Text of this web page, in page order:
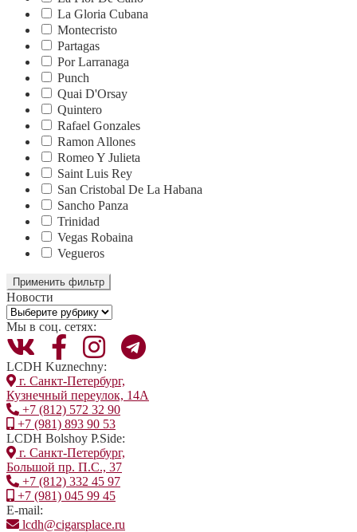
La Gloria Cubana
Montecristo
Partagas
Por Larranaga
Punch
Quai D'Orsay
Quintero
Rafael Gonzales
Ramon Allones
Romeo Y Julieta
Saint Luis Rey
San Cristobal De La Habana
Sancho Panza
Trinidad
Vegas Robaina
Vegueros
Применить фильтр
Новости
Новости
Мы в соц. сетях:
LCDH Kuznechny:
г. Санкт-Петербург,
Кузнечный переулок, 14А
+7 (812) 572 32 90
+7 (981) 893 90 53
LCDH Bolshoy P.Side:
г. Санкт-Петербург,
Большой пр. П.С., 37
+7 (812) 332 45 97
+7 (981) 045 99 45
E-mail:
lcdh@cigarsplace.ru